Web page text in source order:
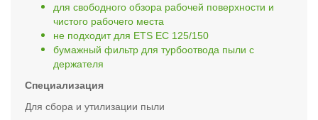
для свободного обзора рабочей поверхности и
чистого рабочего места
не подходит для ETS EC 125/150
бумажный фильтр для турбоотвода пыли с
держателя
Специализация
Для сбора и утилизации пыли